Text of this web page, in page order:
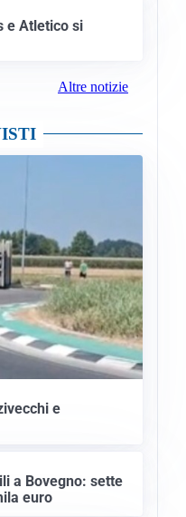
e Atletico si
Altre notizie
e
a Bovegno: sette
euro